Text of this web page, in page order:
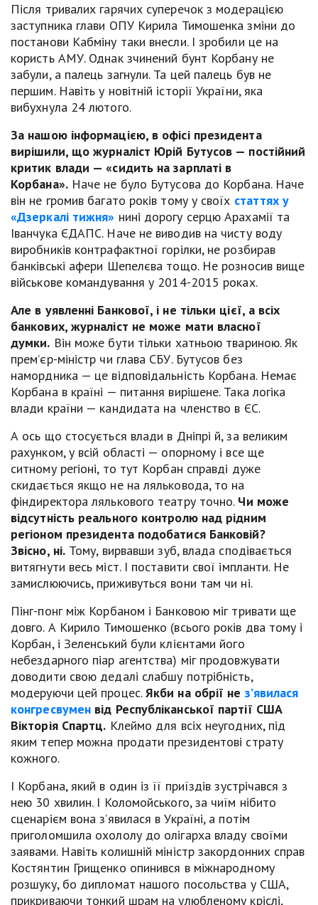
Після тривалих гарячих суперечок з модерацією
заступника глави ОПУ Кирила Тимошенка зміни до
постанови Кабміну таки внесли. І зробили це на
користь АМУ. Однак зчинений бунт Корбану не
забули, а палець загнули. Та цей палець був не
першим. Навіть у новітній історії України, яка
вибухнула 24 лютого.
За нашою інформацією, в офісі президента
вирішили, що журналіст Юрій Бутусов — постійний
критик влади — «сидить на зарплаті в
Корбана».Наче не було Бутусова до Корбана. Наче
він не громив багато років тому у своїх статтях у
«Дзеркалі тижня» нині дорогу серцю Арахамії та
Іванчука ЄДАПС. Наче не виводив на чисту воду
виробників контрафактної горілки, не розбирав
банківські афери Шепелєва тощо. Не розносив вище
військове командування у 2014-2015 роках.
Але в уявленні Банкової, і не тільки цієї, а всіх
банкових, журналіст не може мати власної
думки. Він може бути тільки хатньою твариною. Як
прем’єр-міністр чи глава СБУ. Бутусов без
намордника — це відповідальність Корбана. Немає
Корбана в країні — питання вирішене. Така логіка
влади країни — кандидата на членство в ЄС.
А ось що стосується влади в Дніпрі й, за великим
рахунком, у всій області — опорному і все ще
ситному регіоні, то тут Корбан справді дуже
скидається якщо не на ляльковода, то на
фіндиректора лялькового театру точно. Чи може
відсутність реального контролю над рідним
регіоном президента подобатися Банковій?
Звісно, ні. Тому, вирвавши зуб, влада сподівається
витягнути весь міст. І поставити свої імпланти. Не
замислюючись, приживуться вони там чи ні.
Пінг-понг між Корбаном і Банковою міг тривати ще
довго. А Кирило Тимошенко (всього років два тому і
Корбан, і Зеленський були клієнтами його
небездарного піар агентства) міг продовжувати
доводити свою дедалі слабшу потрібність,
модеруючи цей процес.Якби на обрії не з’явилася
конгресвумен від Республіканської партії США
Вікторія Спартц. Клеймо для всіх неугодних, під
яким тепер можна продати президентові страту
кожного.
І Корбана, який в один із її приїздів зустрічався з
нею 30 хвилин. І Коломойського, за чиїм нібито
сценарієм вона з’явилася в Україні, а потім
приголомшила охололу до олігарха владу своїми
заявами. Навіть колишній міністр закордонних справ
Костянтин Грищенко опинився в міжнародному
розшуку, бо дипломат нашого посольства у США,
прикриваючи тонкий шрам на улюбленому кріслі,